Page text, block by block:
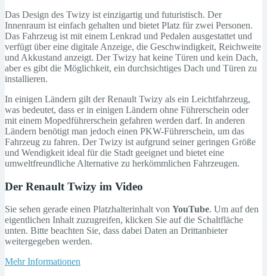
Das Design des Twizy ist einzigartig und futuristisch. Der
Innenraum ist einfach gehalten und bietet Platz für zwei Personen.
Das Fahrzeug ist mit einem Lenkrad und Pedalen ausgestattet und
verfügt über eine digitale Anzeige, die Geschwindigkeit, Reichweite
und Akkustand anzeigt. Der Twizy hat keine Türen und kein Dach,
aber es gibt die Möglichkeit, ein durchsichtiges Dach und Türen zu
installieren.
In einigen Ländern gilt der Renault Twizy als ein Leichtfahrzeug,
was bedeutet, dass er in einigen Ländern ohne Führerschein oder
mit einem Mopedführerschein gefahren werden darf. In anderen
Ländern benötigt man jedoch einen PKW-Führerschein, um das
Fahrzeug zu fahren. Der Twizy ist aufgrund seiner geringen Größe
und Wendigkeit ideal für die Stadt geeignet und bietet eine
umweltfreundliche Alternative zu herkömmlichen Fahrzeugen.
Der Renault Twizy im Video
Sie sehen gerade einen Platzhalterinhalt von YouTube. Um auf den
eigentlichen Inhalt zuzugreifen, klicken Sie auf die Schaltfläche
unten. Bitte beachten Sie, dass dabei Daten an Drittanbieter
weitergegeben werden.
Mehr Informationen